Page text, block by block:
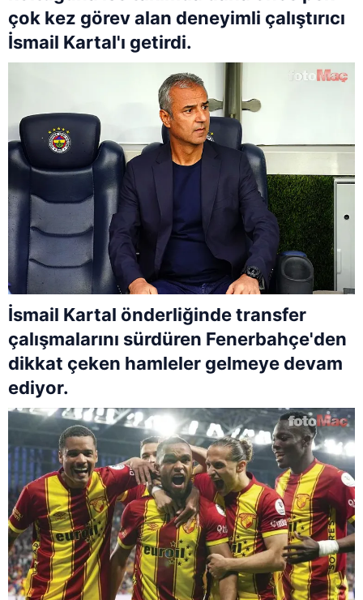
çok kez görev alan deneyimli çalıştırıcı
İsmail Kartal'ı getirdi.
İsmail Kartal önderliğinde transfer
çalışmalarını sürdüren Fenerbahçe'den
dikkat çeken hamleler gelmeye devam
ediyor.